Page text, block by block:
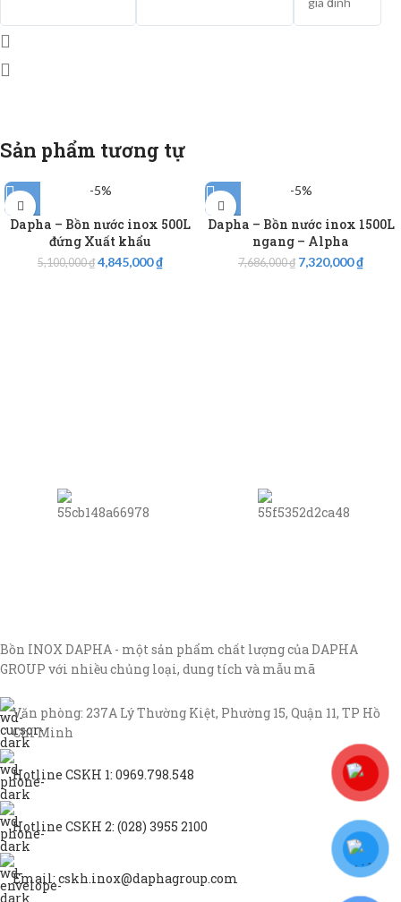
Sản phẩm tương tự
-5%
Dapha – Bồn nước inox 500L
đứng Xuất khẩu
5,100,000₫ 4,845,000₫
-5%
Dapha – Bồn nước inox 1500L
ngang – Alpha
7,686,000₫ 7,320,000₫
Bồn INOX DAPHA - một sản phẩm chất lượng của DAPHA
GROUP với nhiều chủng loại, dung tích và mẫu mã
Văn phòng: 237A Lý Thường Kiệt, Phường 15, Quận 11, TP Hồ
Chí Minh
Hotline CSKH 1: 0969.798.548
Hotline CSKH 2: (028) 3955 2100
Email: cskh.inox@daphagroup.com